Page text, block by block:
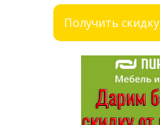
Получить